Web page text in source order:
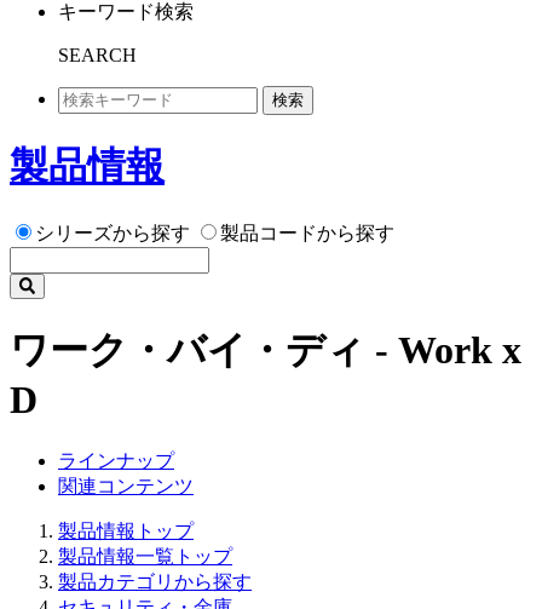
キーワード検索
SEARCH
検索
製品情報
シリーズから探す 製品コードから探す
ワーク・バイ・ディ - Work x
D
ラインナップ
関連コンテンツ
製品情報トップ
製品情報一覧トップ
製品カテゴリから探す